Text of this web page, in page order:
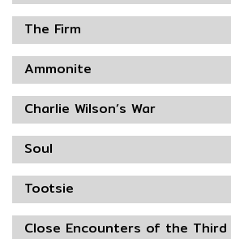
The Firm
Ammonite
Charlie Wilson’s War
Soul
Tootsie
Close Encounters of the Third